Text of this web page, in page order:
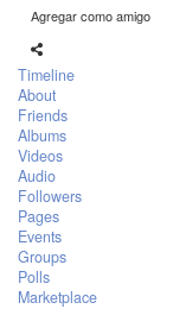
Agregar como amigo
Timeline
About
Friends
Albums
Videos
Audio
Followers
Pages
Events
Groups
Polls
Marketplace